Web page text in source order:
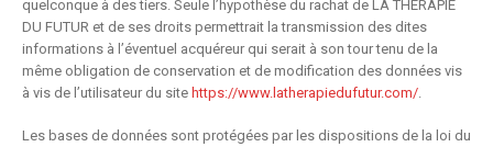
quelconque à des tiers. Seule l’hypothèse du rachat de LA THÉRAPIE
DU FUTUR et de ses droits permettrait la transmission des dites
informations à l’éventuel acquéreur qui serait à son tour tenu de la
même obligation de conservation et de modification des données vis
à vis de l’utilisateur du site https://www.latherapiedufutur.com/.
Les bases de données sont protégées par les dispositions de la loi du